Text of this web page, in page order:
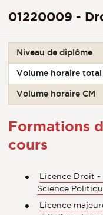
01220009 -
Niveau de diplôme
Volume horaire total
Volume horaire CM
Formations
cours
Licence Droit
Science
Licence